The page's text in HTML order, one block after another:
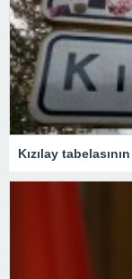
Kızılay